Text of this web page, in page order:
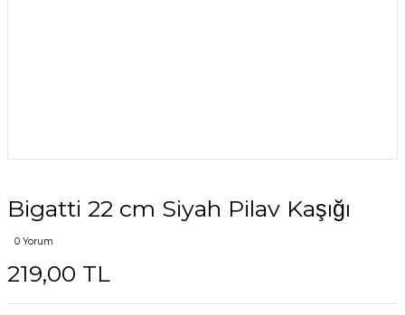
Bigatti 22 cm Siyah Pilav Kaşığı
0 Yorum
219,00 TL